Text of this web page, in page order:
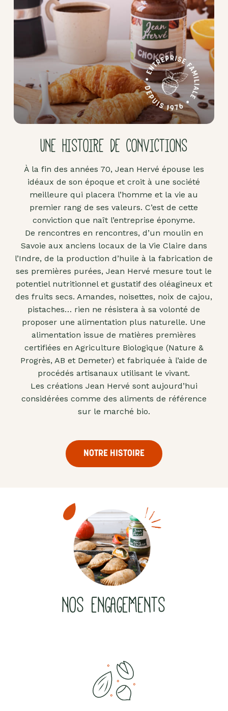
UNE HISTOIRE DE CONVICTIONS
À la fin des années 70, Jean Hervé épouse les
idéaux de son époque et croit à une société
meilleure qui placera l’homme et la vie au
premier rang de ses valeurs. C’est de cette
conviction que naît l’entreprise éponyme.
De rencontres en rencontres, d’un moulin en
Savoie aux anciens locaux de la Vie Claire dans
l’Indre, de la production d’huile à la fabrication de
ses premières purées, Jean Hervé mesure tout le
potentiel nutritionnel et gustatif des oléagineux et
des fruits secs. Amandes, noisettes, noix de cajou,
pistaches… rien ne résistera à sa volonté de
proposer une alimentation plus naturelle. Une
alimentation issue de matières premières
certifiées en Agriculture Biologique (Nature &
Progrès, AB et Demeter) et fabriquée à l’aide de
procédés artisanaux utilisant le vivant.
Les créations Jean Hervé sont aujourd’hui
considérées comme des aliments de référence
sur le marché bio.
NOTRE HISTOIRE
NOS ENGAGEMENTS
Pâte
d'amande
Pâtes à
tartiner
Produits
lacto-
fermentés
Produits
Purées
fruits
secs
Purées
sucrées
dites
"confits"
Livres
Anti-
gaspi
Promotions